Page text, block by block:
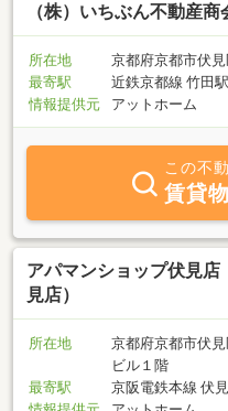
（株）いちぶん不動産商
所在地
京都府京都市伏
最寄駅
近鉄京都線 竹田
情報提供元
アットホーム
この不
賃貸
アパマンショップ伏見
見店）
所在地
京都府京都市伏
ビル１階
最寄駅
京阪電鉄本線 伏